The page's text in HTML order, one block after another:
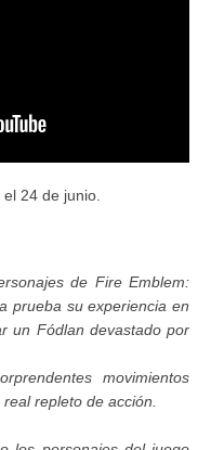
24 de junio.
de Fire Emblem:
prueba su experiencia en
un Fódlan devastado por
movimientos
repleto de acción.